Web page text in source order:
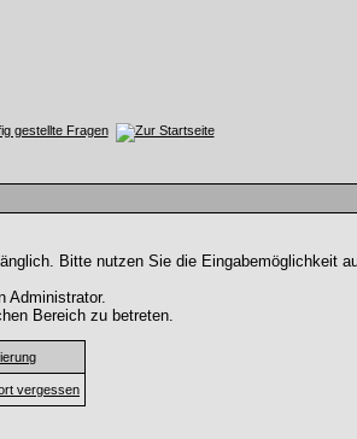
Bitte nutzen Sie die Eingabemöglichkeit
Administrator.
Bereich zu betreten.
vergessen